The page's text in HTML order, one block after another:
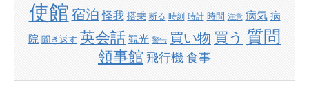
使館 宿泊 怪我 搭乗 断る 時刻 時計 時間 注意 病気 病
院 聞き返す 英会話 観光 警告 買い物 買う 質問
領事館 飛行機 食事